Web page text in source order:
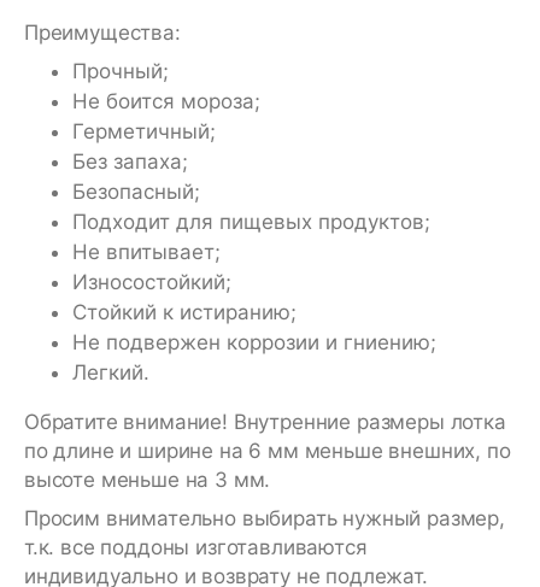
Преимущества:
Прочный;
Не боится мороза;
Герметичный;
Без запаха;
Безопасный;
Подходит для пищевых продуктов;
Не впитывает;
Износостойкий;
Стойкий к истиранию;
Не подвержен коррозии и гниению;
Легкий.
Обратите внимание! Внутренние размеры лотка
по длине и ширине на 6 мм меньше внешних, по
высоте меньше на 3 мм.
Просим внимательно выбирать нужный размер,
т.к. все поддоны изготавливаются
индивидуально и возврату не подлежат.